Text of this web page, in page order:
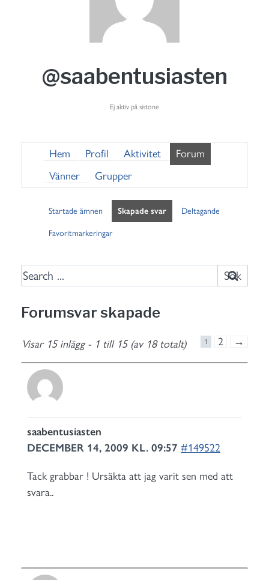
@saabentusiasten
Ej aktiv på sistone
Hem Profil Aktivitet
Forum
Vänner
Grupper
Startade ämnen Skapade svar Deltagande
Favoritmarkeringar
S
e
a
r
c
Forumsvar skapade
Visar 15 inlägg - 1 till 15 (av 18 totalt) 1 2 →
saabentusiasten
DECEMBER 14, 2009 KL. 09:57 #149522
Tack grabbar ! Ursäkta att jag varit sen med att
svara..